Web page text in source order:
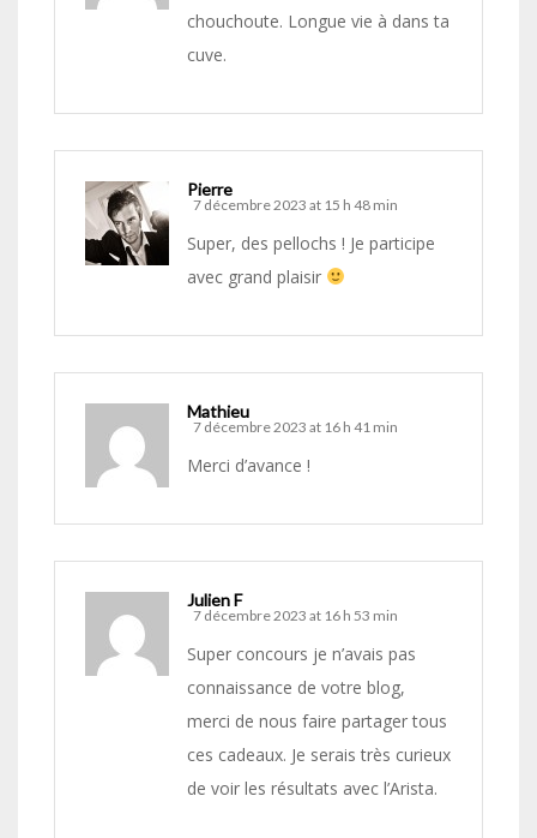
chouchoute. Longue vie à dans ta
cuve.
Pierre
7 décembre 2023 at 15 h 48 min
Super, des pellochs ! Je participe
avec grand plaisir
Mathieu
7 décembre 2023 at 16 h 41 min
Merci d’avance !
Julien F
7 décembre 2023 at 16 h 53 min
Super concours je n’avais pas
connaissance de votre blog,
merci de nous faire partager tous
ces cadeaux. Je serais très curieux
de voir les résultats avec l’Arista.